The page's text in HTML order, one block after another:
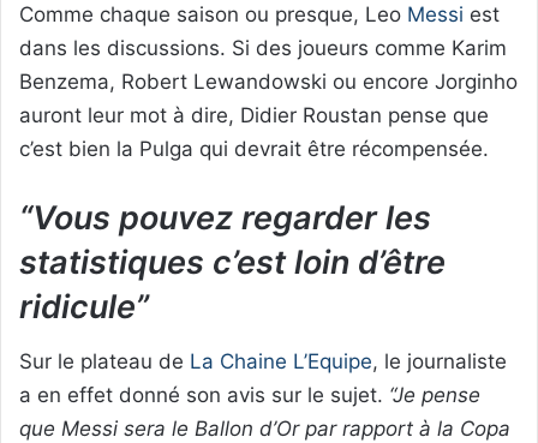
Comme chaque saison ou presque, Leo Messi est
dans les discussions. Si des joueurs comme Karim
Benzema, Robert Lewandowski ou encore Jorginho
auront leur mot à dire, Didier Roustan pense que
c’est bien la Pulga qui devrait être récompensée.
“Vous pouvez regarder les
statistiques c’est loin d’être
ridicule”
Sur le plateau de La Chaine L’Equipe, le journaliste
a en effet donné son avis sur le sujet. “Je pense
que Messi sera le Ballon d’Or par rapport à la Copa